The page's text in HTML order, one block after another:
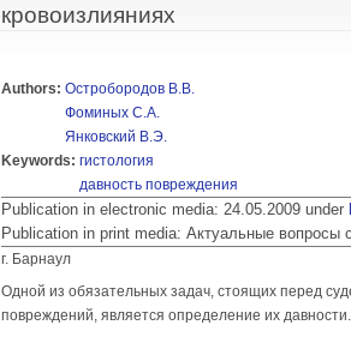
кровоизлияниях
Authors: Остробородов В.В.
Фоминых С.А.
Янковский В.Э.
Keywords: гистология
давность повреждения
Publication in electronic media: 24.05.2009 under
Publication in print media: Актуальные вопросы
г. Барнаул
Одной из обязательных задач, стоящих перед
повреждений, является определение их давности.